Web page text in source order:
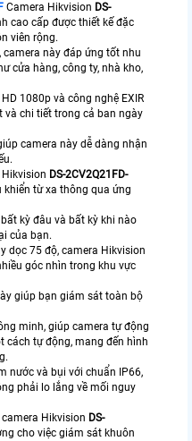
Camera Hikvision DS-
cao cấp được thiết kế đặc
viên rộng.
này đáp ứng tốt nhu
cửa hàng, công ty, nhà kho,
1080p và công nghệ EXIR
và chi tiết trong cả ban ngày
camera này dễ dàng nhận
DS-2CV2Q21FD-
khiển từ xa thông qua ứng
kỳ đâu và bất kỳ khi nào
của bạn.
dọc 75 độ, camera Hikvision
góc nhìn trong khu vực
giúp bạn giám sát toàn bộ
minh, giúp camera tự động
cách tự động, mang đến hình
nước và bụi với chuẩn IP66,
phải lo lắng về mối nguy
Hikvision DS-
cho việc giám sát khuôn